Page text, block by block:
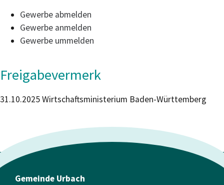
Gewerbe abmelden
Gewerbe anmelden
Gewerbe ummelden
Freigabevermerk
31.10.2025 Wirtschaftsministerium Baden-Württemberg
Gemeinde Urbach